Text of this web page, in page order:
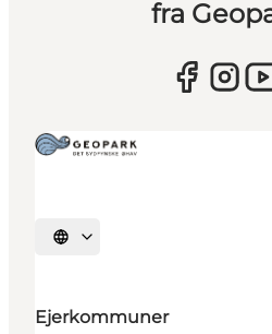
fra
Vælg sprog
Ejerkommuner